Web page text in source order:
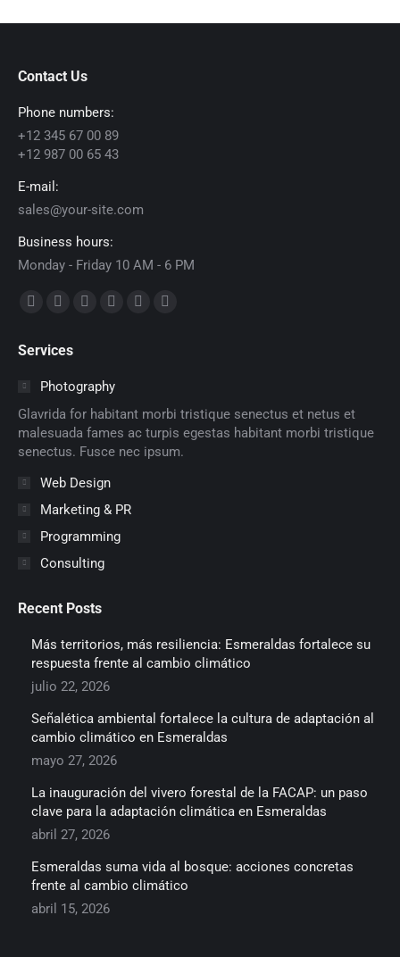
Contact Us
Phone numbers:
+12 345 67 00 89
+12 987 00 65 43
E-mail:
sales@your-site.com
Business hours:
Monday - Friday 10 AM - 6 PM
Encuéntranos en:
Facebook
opens
window
X
opens
in
new
window
Dribbble
in
new
window
YouTube
in
window
Delicious
window
Flickr
new
window
Services
Photography
Glavrida for habitant morbi tristique senectus et netus et
malesuada fames ac turpis egestas habitant morbi tristique
senectus. Fusce nec ipsum.
Web Design
Marketing & PR
Programming
Consulting
Recent Posts
Más territorios, más resiliencia: Esmeraldas fortalece su
respuesta frente al cambio climático
julio 22, 2026
Señalética ambiental fortalece la cultura de adaptación al
cambio climático en Esmeraldas
mayo 27, 2026
La inauguración del vivero forestal de la FACAP: un paso
clave para la adaptación climática en Esmeraldas
abril 27, 2026
Esmeraldas suma vida al bosque: acciones concretas
frente al cambio climático
abril 15, 2026